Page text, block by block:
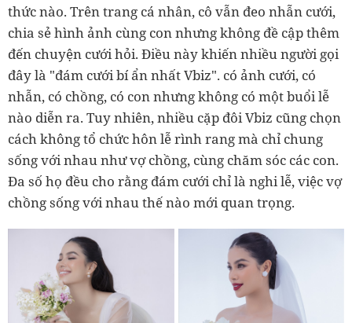
thức nào. Trên trang cá nhân, cô vẫn đeo nhẫn cưới,
chia sẻ hình ảnh cùng con nhưng không đề cập thêm
đến chuyện cưới hỏi. Điều này khiến nhiều người gọi
đây là "đám cưới bí ẩn nhất Vbiz". có ảnh cưới, có
nhẫn, có chồng, có con nhưng không có một buổi lễ
nào diễn ra. Tuy nhiên, nhiều cặp đôi Vbiz cũng chọn
cách không tổ chức hôn lễ rình rang mà chỉ chung
sống với nhau như vợ chồng, cùng chăm sóc các con.
Đa số họ đều cho rằng đám cưới chỉ là nghi lễ, việc vợ
chồng sống với nhau thế nào mới quan trọng.